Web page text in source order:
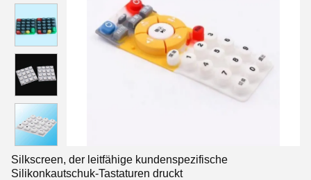
Silkscreen, der leitfähige kundenspezifische
Silikonkautschuk-Tastaturen druckt